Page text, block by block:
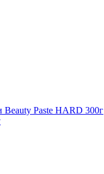
Beauty Paste HARD 300г